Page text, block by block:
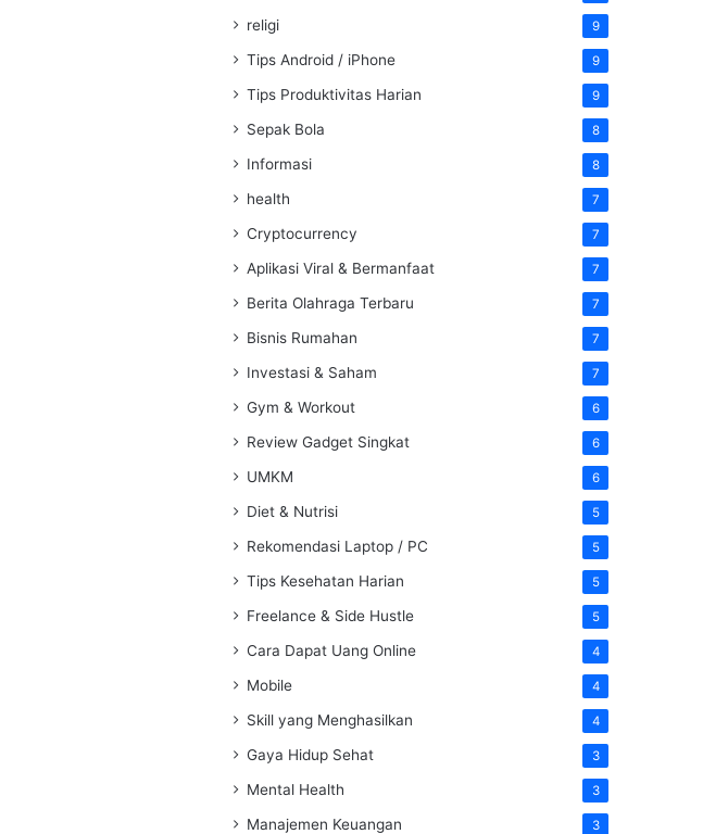
religi 9
Tips Android / iPhone 9
Tips Produktivitas Harian 9
Sepak Bola 8
Informasi 8
health 7
Cryptocurrency 7
Aplikasi Viral & Bermanfaat 7
Berita Olahraga Terbaru 7
Bisnis Rumahan 7
Investasi & Saham 7
Gym & Workout 6
Review Gadget Singkat 6
UMKM 6
Diet & Nutrisi 5
Rekomendasi Laptop / PC 5
Tips Kesehatan Harian 5
Freelance & Side Hustle 5
Cara Dapat Uang Online 4
Mobile 4
Skill yang Menghasilkan 4
Gaya Hidup Sehat 3
Mental Health 3
Manajemen Keuangan 3